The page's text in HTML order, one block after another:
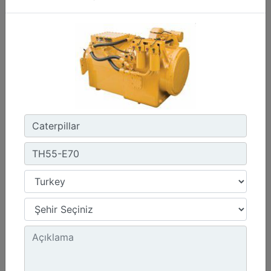
Emisyonlar :
Detay Teklif Al